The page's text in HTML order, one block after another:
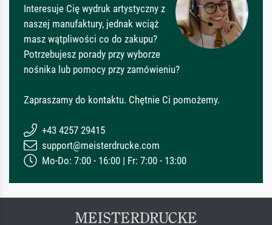
Interesuje Cię wydruk artystyczny z
naszej manufaktury, jednak wciąż
masz wątpliwości co do zakupu?
Potrzebujesz porady przy wyborze
nośnika lub pomocy przy zamówieniu?
Zapraszamy do kontaktu. Chętnie Ci pomożemy.
+43 4257 29415
support@meisterdrucke.com
Mo-Do: 7:00 - 16:00 | Fr: 7:00 - 13:00